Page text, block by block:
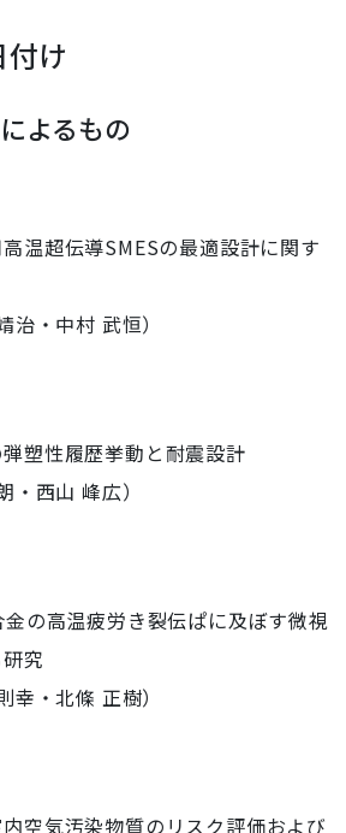
け
よるもの
温超伝導SMESの最適設計に関す
治・中村 武恒）
塑性履歴挙動と耐震設計
・西山 峰広）
の高温疲労き裂伝ぱに及ぼす微視
究
幸・北條 正樹）
空気汚染物質のリスク評価および